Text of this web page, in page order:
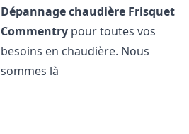
Dépannage chaudière Frisquet
Commentry pour toutes vos
besoins en chaudière. Nous
sommes là